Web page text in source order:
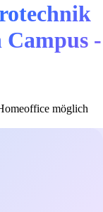
-
möglich